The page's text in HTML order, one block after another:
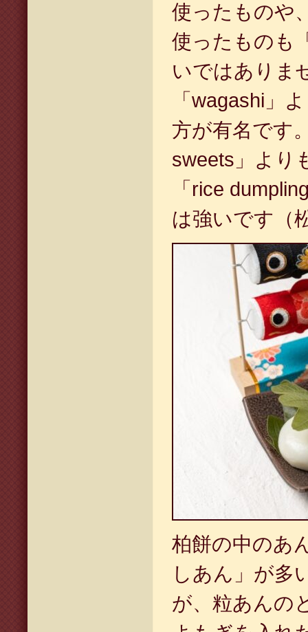
使ったものや
使ったものも
いではありま
「 wagashi 」
方が有名です
sweets 」より
「 rice
は強いです（
柏餅の中のあ
しあん」が多
が、粒あんの